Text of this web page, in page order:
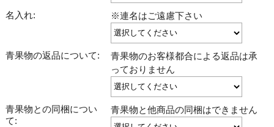
名入れ: ※連名はご遠慮下さい
青果物の返品について:
青果物のお客様都合による返品は承
っておりません
青果物との同梱につい
て:
青果物と他商品の同梱はできません